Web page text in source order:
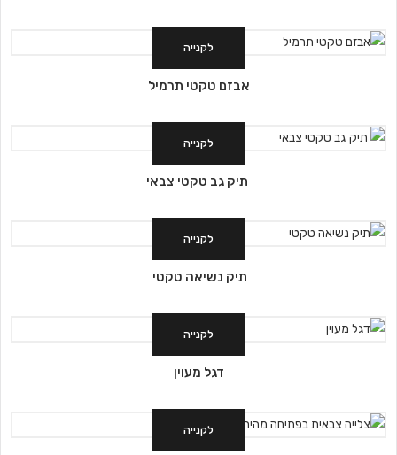
לקנייה
אבזם טקטי תרמיל
לקנייה
תיק גב טקטי צבאי
לקנייה
תיק נשיאה טקטי
לקנייה
דגל מעוין
לקנייה